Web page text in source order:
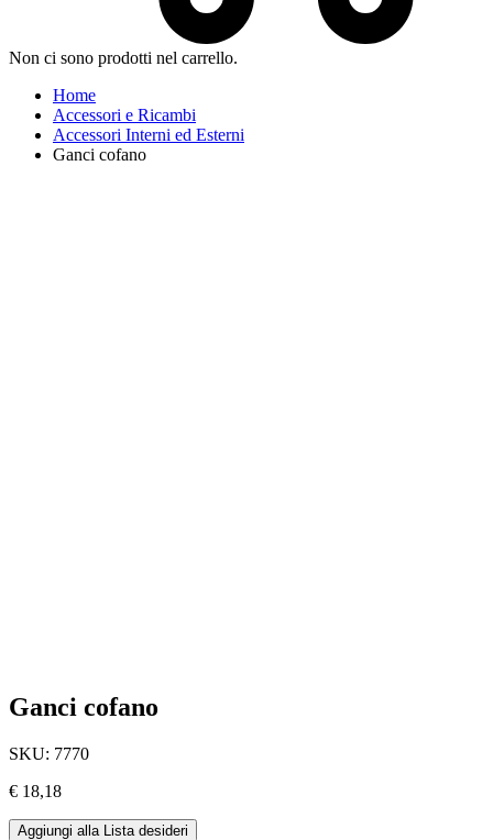
Non ci sono prodotti nel carrello.
Home
Accessori e Ricambi
Accessori Interni ed Esterni
Ganci cofano
Ganci cofano
SKU: 7770
€ 18,18
Aggiungi alla Lista desideri